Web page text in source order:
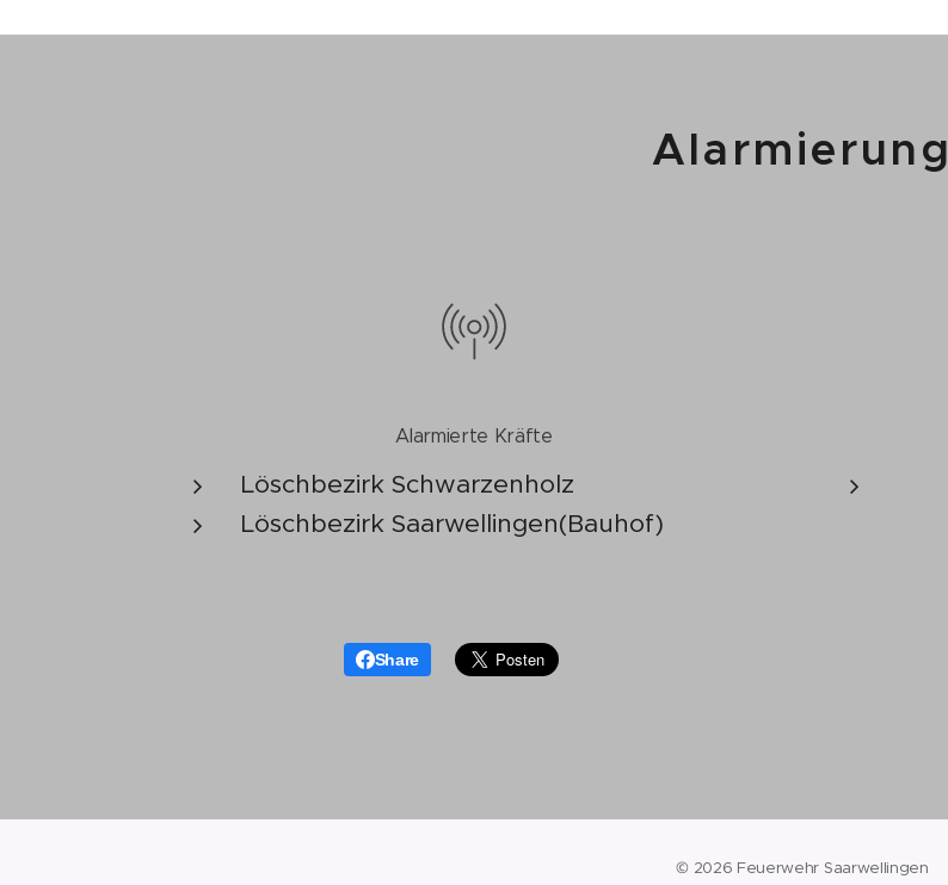
Alarmierung
Alarmierte Kräfte
Löschbezirk Schwarzenholz
Löschbezirk Saarwellingen(Bauhof)
Share
© 2026 Feuerwehr Saarwellingen